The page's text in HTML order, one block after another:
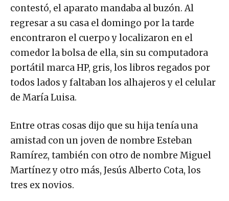
contestó, el aparato mandaba al buzón. Al
regresar a su casa el domingo por la tarde
encontraron el cuerpo y localizaron en el
comedor la bolsa de ella, sin su computadora
portátil marca HP, gris, los libros regados por
todos lados y faltaban los alhajeros y el celular
de María Luisa.
Entre otras cosas dijo que su hija tenía una
amistad con un joven de nombre Esteban
Ramírez, también con otro de nombre Miguel
Martínez y otro más, Jesús Alberto Cota, los
tres ex novios.